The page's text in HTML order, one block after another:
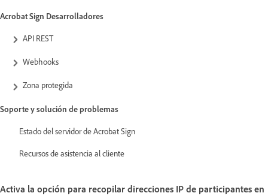
Acrobat Sign Desarrolladores
API REST
Webhooks
Zona protegida
Soporte y solución de problemas
Estado del servidor de Acrobat Sign
Recursos de asistencia al cliente
Activa la opción para recopilar direcciones IP de participantes en